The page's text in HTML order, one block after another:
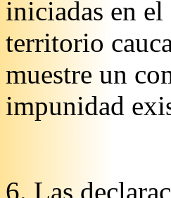
iniciadas en
territorio
muestre un
impunidad
6. Las